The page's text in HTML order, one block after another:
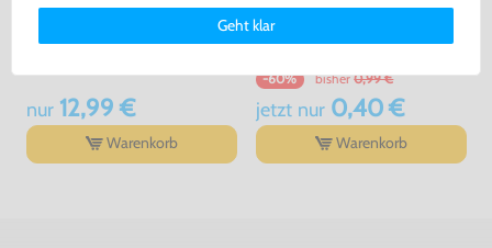
nur12,99 €
Warenkorb
Original Schutzhülle / Skin /
Sleeve / Cover für Remote
-60% bisher 0,99 €
jetzt nur0,40 €
Warenkorb
Deinen Rechten als Nutzer findest Du in unsererDaten­schutz­
Impressum.
Geht klar